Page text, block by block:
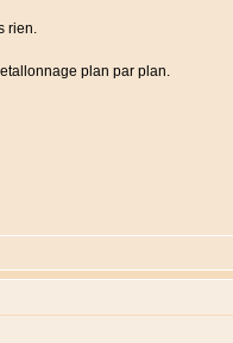
rien.
plan par plan.